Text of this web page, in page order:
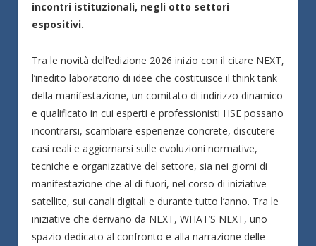
incontri istituzionali, negli otto settori
espositivi.
Tra le novità dell’edizione 2026 inizio con il citare NEXT,
l’inedito laboratorio di idee che costituisce il think tank
della manifestazione, un comitato di indirizzo dinamico
e qualificato in cui esperti e professionisti HSE possano
incontrarsi, scambiare esperienze concrete, discutere
casi reali e aggiornarsi sulle evoluzioni normative,
tecniche e organizzative del settore, sia nei giorni di
manifestazione che al di fuori, nel corso di iniziative
satellite, sui canali digitali e durante tutto l’anno. Tra le
iniziative che derivano da NEXT, WHAT’S NEXT, uno
spazio dedicato al confronto e alla narrazione delle